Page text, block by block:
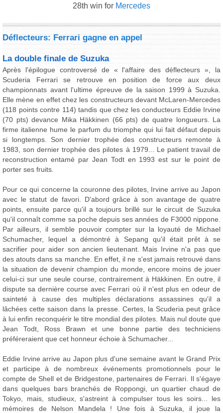
28th win for Mercedes
Déflecteurs: Ferrari gagne en appel
La double finale de Suzuka
Après l'épilogue controversé de « l'affaire des déflecteurs », la
Scuderia Ferrari se retrouve en position de force aux deux
championnats avant l'ultime épreuve de la saison 1999 à Suzuka.
Elle mène en effet chez les constructeurs devant McLaren-Mercedes
(118 points contre 114) tandis que chez les conducteurs Eddie Irvine
(70 pts) devance Mika Häkkinen (66 pts) de quatre longueurs. La
firme italienne hume le parfum du triomphe qui lui fait défaut depuis
si longtemps. Son dernier trophée des constructeurs remonte à
1983, son dernier trophée des pilotes à 1979... Le patient travail de
reconstruction entamé par Jean Todt en 1993 est sur le point de
porter ses fruits.
Pour ce qui concerne la couronne des pilotes, Irvine arrive au Japon
avec le statut de favori. D'abord grâce à son avantage de quatre
points, ensuite parce qu'il a toujours brillé sur le circuit de Suzuka
qu'il connaît comme sa poche depuis ses années de F3000 nippone.
Par ailleurs, il semble pouvoir compter sur la loyauté de Michael
Schumacher, lequel a démontré à Sepang qu'il était prêt à se
sacrifier pour aider son ancien lieutenant. Mais Irvine n'a pas que
des atouts dans sa manche. En effet, il ne s'est jamais retrouvé dans
la situation de devenir champion du monde, encore moins de jouer
celui-ci sur une seule course, contrairement à Häkkinen. En outre, il
dispute sa dernière course avec Ferrari où il n'est plus en odeur de
sainteté à cause des multiples déclarations assassines qu'il a
lâchées cette saison dans la presse. Certes, la Scuderia peut grâce
à lui enfin reconquérir le titre mondial des pilotes. Mais nul doute que
Jean Todt, Ross Brawn et une bonne partie des techniciens
préféreraient que cet honneur échoie à Schumacher...
Eddie Irvine arrive au Japon plus d'une semaine avant le Grand Prix
et participe à de nombreux événements promotionnels pour le
compte de Shell et de Bridgestone, partenaires de Ferrari. Il s'égaye
dans quelques bars branchés de Roppongi, un quartier chaud de
Tokyo, mais, studieux, s'astreint à compulser tous les soirs... les
mémoires de Nelson Mandela ! Une fois à Suzuka, il joue la